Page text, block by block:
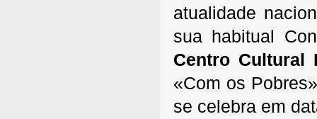
atualidade
sua habitual
Centro Cultural
«Com os
se celebra em